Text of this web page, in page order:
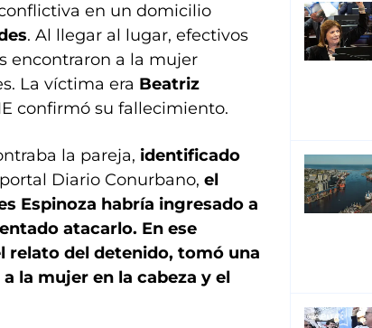
en un domicilio
. Al llegar al lugar, efectivos
encontraron a la mujer
La víctima era Beatriz
confirmó su fallecimiento.
la pareja, identificado
Diario Conurbano, el
Espinoza habría ingresado a
atacarlo. En ese
relato del detenido, tomó una
la mujer en la cabeza y el